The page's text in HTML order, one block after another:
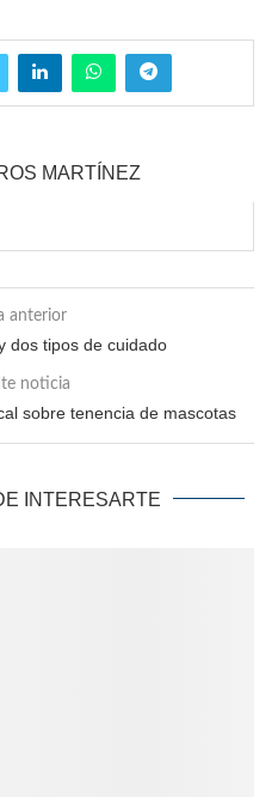
MARTÍNEZ
anterior
dos tipos de cuidado
noticia
sobre tenencia de mascotas
INTERESARTE